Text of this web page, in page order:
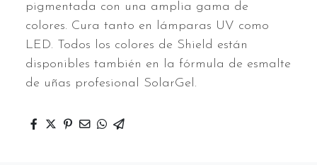
pigmentada con una amplia gama de
colores. Cura tanto en lámparas UV como
LED. Todos los colores de Shield están
disponibles también en la fórmula de esmalte
de uñas profesional SolarGel.